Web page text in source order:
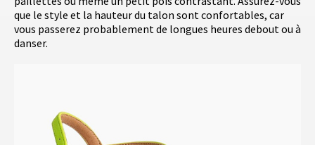
que le style et la hauteur du talon sont confortables, car
vous passerez probablement de longues heures debout ou à
danser.